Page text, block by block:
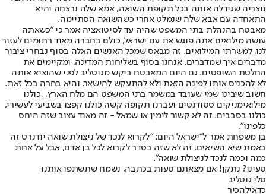
נוצריה שגידלה אותה בכל תקופת השואה, אמא שלה נרצחה והיא
התאחדה עם אבא שלה שנמלט אחרי כשהשואה הסתיימה.
מאבטח בהנהלת בתי המשפט שהיה עד לסיטואציה אמר כי "כשאתה
עושה מילואים אתה פוגש את עם ישראל, כולם בחברה מאוד רתומים לעזור
לנו, למשרתי המילואים. זה מבאס שמכל האנשים האלה בסוף נבחרי ציבור
מדברים איך שמדברים. אנחנו בסוף בשליחות המדינה, ומקיימים את
החלטת השופטים. גם היום המאבטח ביקש מגוטליב לפני שהוציא אותה
לא להכניס אותו לפינה הזאת ולא להתעקש להישאר, והיא בחרה בכל זאת.
חשוב שיבינו שמי שעובד במשמר בתי המשפט הם מלח הארץ, ,כולנו
מילואימניקים סטודנטים ועברנו תקופה קשה כולנו קפצו בשביעי לעשירי,
כולנו בסבבים. זה לא קשור לימין או שמאל - זה מאוד עצוב שזה היחס
כלפינו".
בן משפחת אמר ל"ישראל היום: "לקרוא לנכד של ניצולת שואה יודנרט זה
באמת שיא השיאים, זה לא שזה בסדר לקרוא לכל בן אדם, אבל על אחת
כמה וכמה לנכד לניצולת שואה".
טעינו? נתקן! אם מצאתם טעות בכתבה, נשמח שתשתפו אותנו
טלי גוטליב
כדאילהכיר